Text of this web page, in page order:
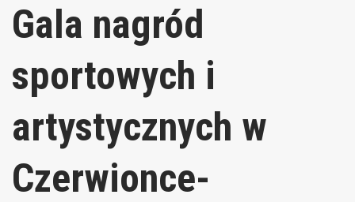
Gala nagród
sportowych i
artystycznych w
Czerwionce-